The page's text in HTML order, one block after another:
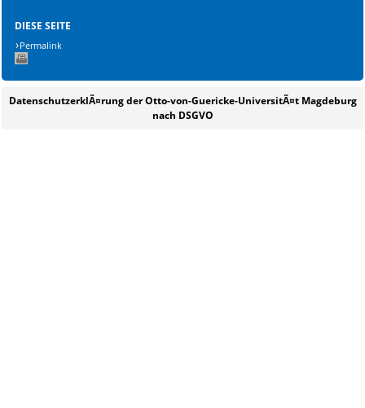
DIESE SEITE
Permalink
DatenschutzerklÃ¤rung der Otto-von-Guericke-UniversitÃ¤t Magdeburg
nach DSGVO